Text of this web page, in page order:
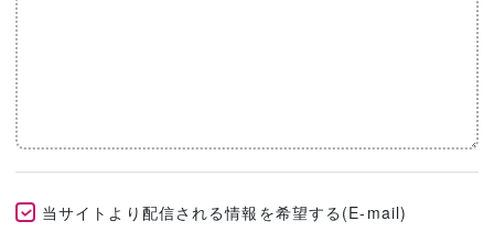
当サイトより配信される情報を希望する(E-mail)